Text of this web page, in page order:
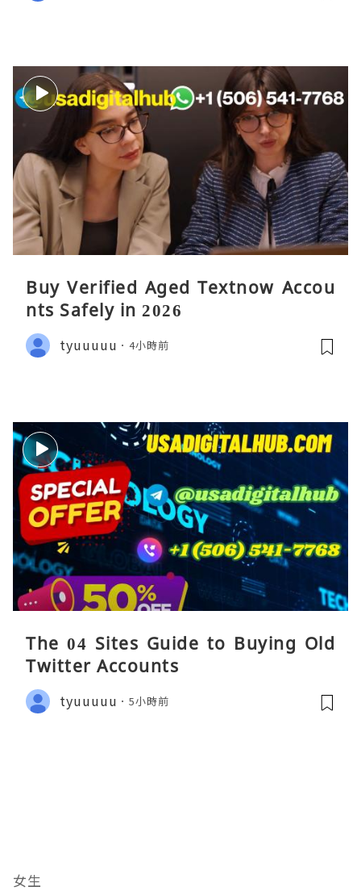
Buy Verified Aged Textnow Accou
nts Safely in 2026
tyuuuuu 4小時前
The 04 Sites Guide to Buying Old
Twitter Accounts
tyuuuuu 5小時前
女生